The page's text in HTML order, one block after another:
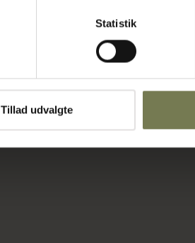
Statistik
Tillad udvalgte